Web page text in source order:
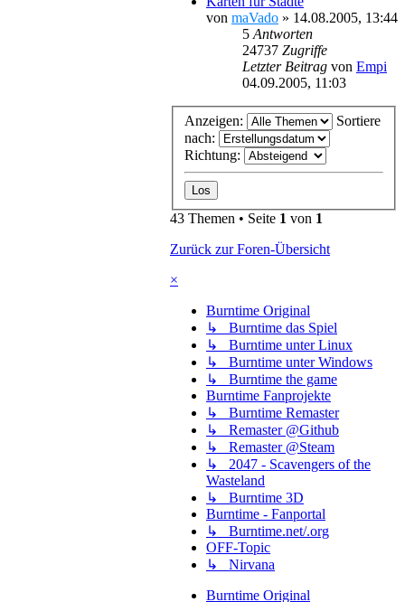
von maVado » 14.08.2005, 13:44
5 Antworten
24737 Zugriffe
Letzter Beitrag von Empi
04.09.2005, 11:03
Anzeigen:
Sortiere
nach:
Richtung:
43 Themen • Seite 1 von 1
Zurück zur Foren-Übersicht
×
Burntime Original
↳ Burntime das Spiel
↳ Burntime unter Linux
↳ Burntime unter Windows
↳ Burntime the game
Burntime Fanprojekte
↳ Burntime Remaster
↳ Remaster @Github
↳ Remaster @Steam
↳ 2047 - Scavengers of the
Wasteland
↳ Burntime 3D
Burntime - Fanportal
↳ Burntime.net/.org
OFF-Topic
↳ Nirvana
Burntime Original